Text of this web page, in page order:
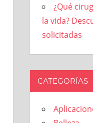
¿Qué
la vida?
solicitadas
CATEGORÍAS